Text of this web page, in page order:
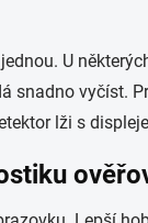
U
snadno vyčíst.
lži s